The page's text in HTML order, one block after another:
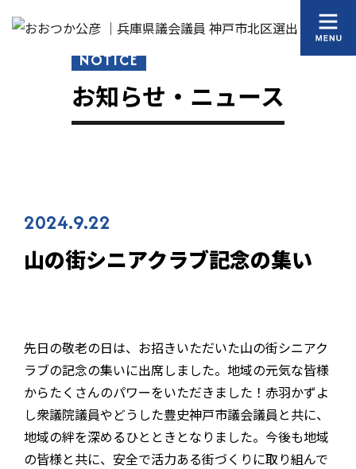
NOTICE
お知らせ・ニュース
2024.9.22
山の街シニアクラブ記念の集い
先日の敬老の日は、お招きいただいた山の街シニアク
ラブの記念の集いに出席しました。地域の元気な皆様
からたくさんのパワーをいただきました！赤羽かずよ
し衆議院議員やどうした豊史神戸市議会議員と共に、
地域の絆を深めるひとときとなりました。今後も地域
の皆様と共に、安全で活力ある街づくりに取り組んで